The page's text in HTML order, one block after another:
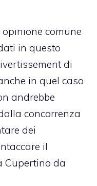
opinione comune
in questo
di
in quel caso
andrebbe
concorrenza
dei
il
Cupertino da